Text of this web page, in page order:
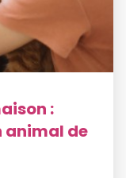
:
animal de